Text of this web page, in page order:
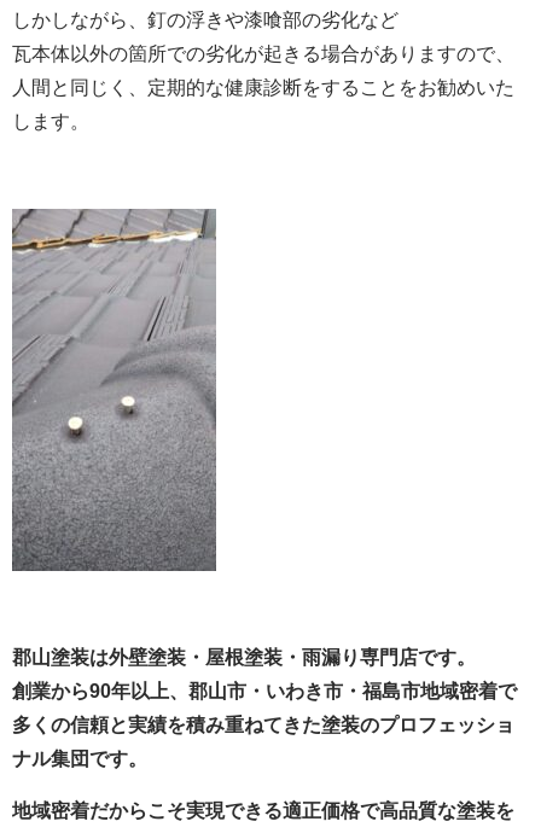
しかしながら、釘の浮きや漆喰部の劣化など
瓦本体以外の箇所での劣化が起きる場合がありますので、
人間と同じく、定期的な健康診断をすることをお勧めいた
します。
郡山塗装は外壁塗装・屋根塗装・雨漏り専門店です。
創業から90年以上、郡山市・いわき市・福島市地域密着で
多くの信頼と実績を積み重ねてきた塗装のプロフェッショ
ナル集団です。
地域密着だからこそ実現できる適正価格で高品質な塗装を